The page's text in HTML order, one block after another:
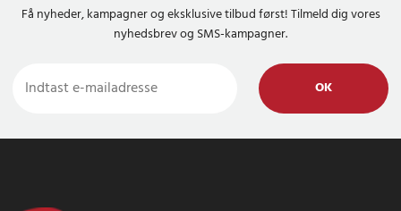
Få nyheder, kampagner og eksklusive tilbud først! Tilmeld dig vores
nyhedsbrev og SMS-kampagner.
OK